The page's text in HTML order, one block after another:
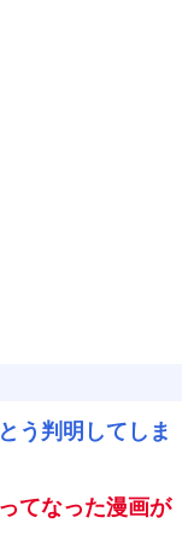
う判明してしま
てなった漫画が